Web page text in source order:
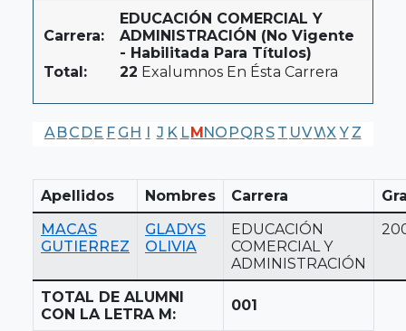
Carrera:
EDUCACIÓN COMERCIAL Y
ADMINISTRACIÓN (No Vigente
- Habilitada Para Títulos)
Total:
22 Exalumnos En Ésta Carrera
A BC DE F G H I J K LMNO PQR S T UVWX Y Z
Apellidos Nombres Carrera
MACAS
GUTIERREZ
GLADYS
OLIVIA
EDUCACIÓN
COMERCIAL Y
ADMINISTRACIÓN
TOTAL DE ALUMNI
CON LA LETRA M:
001